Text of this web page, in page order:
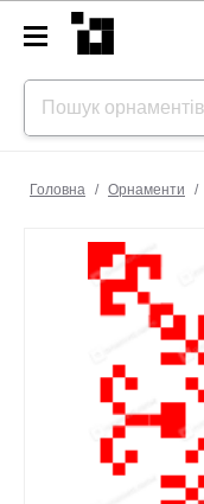
Головна / Орнаменти /